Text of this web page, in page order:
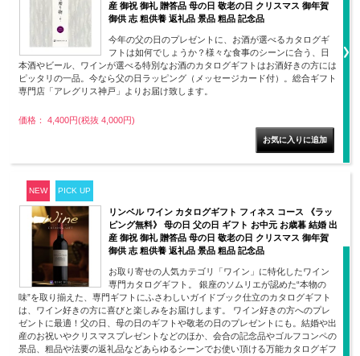
産 御祝 御礼 贈答品 母の日 敬老の日 クリスマス 御年賀
御供 志 粗供養 返礼品 景品 粗品 記念品
今年の父の日のプレゼントに、お酒が選べるカタログギ
フトは如何でしょうか？様々な食事のシーンに合う、日
本酒やビール、ワインが選べる特別なお酒のカタログギフトはお酒好きの方には
ピッタリの一品。今なら父の日ラッピング（メッセージカード付）。総合ギフト
専門店「アレグリス神戸」よりお届け致します。
価格： 4,400円(税抜 4,000円)
NEW PICK UP
リンベル ワイン カタログギフト フィネス コース 《ラッ
ピング無料》 母の日 父の日 ギフト お中元 お歳暮 結婚 出
産 御祝 御礼 贈答品 母の日 敬老の日 クリスマス 御年賀
御供 志 粗供養 返礼品 景品 粗品 記念品
お取り寄せの人気カテゴリ「ワイン」に特化したワイン
専門カタログギフト。 銀座のソムリエが認めた“本物の
味”を取り揃えた、専門ギフトにふさわしいガイドブック仕立のカタログギフト
は、ワイン好きの方に喜びと楽しみをお届けします。 ワイン好きの方へのプレ
ゼントに最適！父の日、母の日のギフトや敬老の日のプレゼントにも。結婚や出
産のお祝いやクリスマスプレゼントなどのほか、会合の記念品やゴルフコンペの
景品、粗品や法要の返礼品などあらゆるシーンでお使い頂ける万能カタログギフ